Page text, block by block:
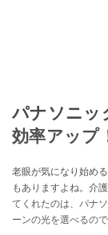
パナソニッ
効率アップ
老眼が気になり始め
もありますよね。介
てくれたのは、パナ
ーンの光を選べるの